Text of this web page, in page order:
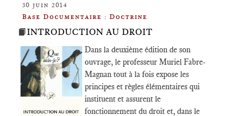
30 juin 2014
Base Documentaire : Doctrine
📙INTRODUCTION AU DROIT
Dans la deuxième édition de son
ouvrage, le professeur Muriel Fabre-
Magnan tout à la fois expose les
principes et règles élémentaires qui
instituent et assurent le
fonctionnement du droit et, dans le